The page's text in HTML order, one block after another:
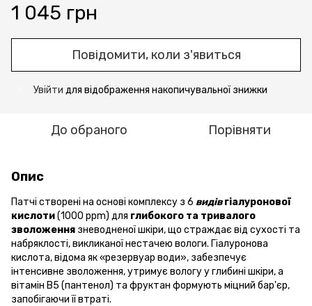
1 045 грн
Повідомити, коли з'явиться
Увійти для відображення накопичувальної знижки
До обраного Порівняти
Опис
Патчі створені на основі комплексу з 6 видів гіалуронової
кислоти(1000 ppm) для глибокого та тривалого
зволоження зневодненої шкіри, що страждає від сухості та
набряклості, викликаної нестачею вологи. Гіалуронова
кислота, відома як «резервуар води», забезпечує
інтенсивне зволоження, утримує вологу у глибині шкіри, а
вітамін B5 (пантенол) та фруктан формують міцний бар'єр,
запобігаючи її втраті.